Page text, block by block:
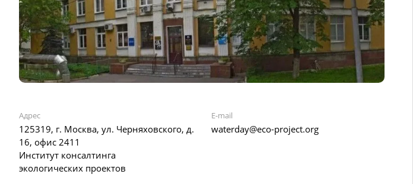
Адрес
125319, г. Москва, ул. Черняховского, д.
16, офис 2411
Институт консалтинга
экологических проектов
E-mail
waterday@eco-project.org